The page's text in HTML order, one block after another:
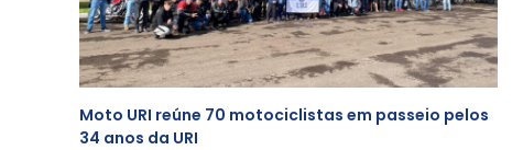
Moto URI reúne 70 motociclistas em passeio pelos
34 anos da URI